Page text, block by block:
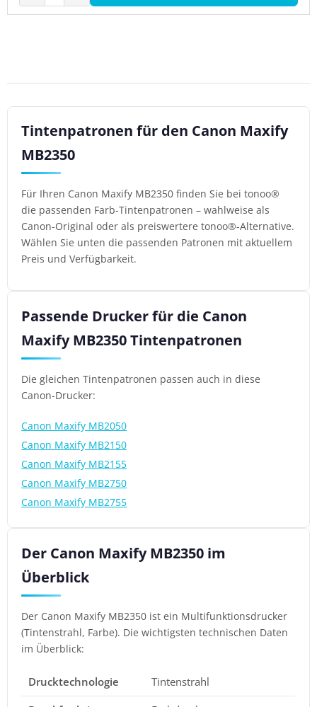
Tintenpatronen für den Canon Maxify
MB2350
Für Ihren Canon Maxify MB2350 finden Sie bei tonoo®
die passenden Farb-Tintenpatronen – wahlweise als
Canon-Original oder als preiswertere tonoo®-Alternative.
Wählen Sie unten die passenden Patronen mit aktuellem
Preis und Verfügbarkeit.
Passende Drucker für die Canon
Maxify MB2350 Tintenpatronen
Die gleichen Tintenpatronen passen auch in diese
Canon-Drucker:
Canon Maxify MB2050
Canon Maxify MB2150
Canon Maxify MB2155
Canon Maxify MB2750
Canon Maxify MB2755
Der Canon Maxify MB2350 im
Überblick
Der Canon Maxify MB2350 ist ein Multifunktionsdrucker
(Tintenstrahl, Farbe). Die wichtigsten technischen Daten
im Überblick:
Drucktechnologie
Tintenstrahl